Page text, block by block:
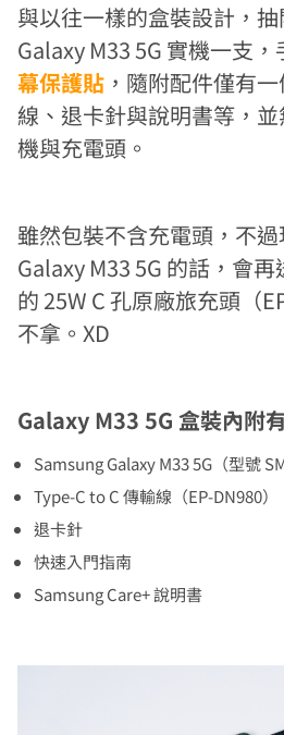
與以往一樣的盒裝設計，
Galaxy M33 5G 實機一支，
幕保護貼 ，隨附配件僅有
線、退卡針與說明書等，
機與充電頭。
雖然包裝不含充電頭，不
Galaxy M33 5G 的話，會
的 25W C 孔原廠旅充頭（
不拿。XD
Galaxy M33 5G 盒裝內附
Samsung Galaxy M33 5G（型號
Type-C to C 傳輸線（EP-DN980）
退卡針
快速入門指南
Samsung Care+ 說明書